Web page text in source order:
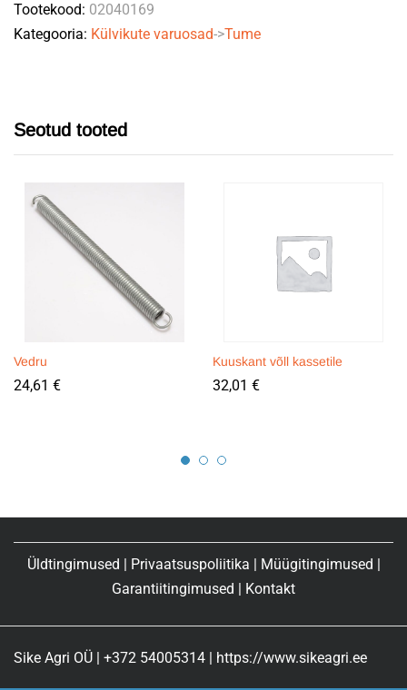
Tootekood: 02040169
Kategooria: Külvikute varuosad->Tume
Seotud tooted
Vedru
24,61 €
Kuuskant võll kassetile
32,01 €
Üldtingimused Privaatsuspoliitika Müügitingimused
Garantiitingimused
Kontakt
Sike Agri OÜ | +372 54005314 | https://www.sikeagri.ee